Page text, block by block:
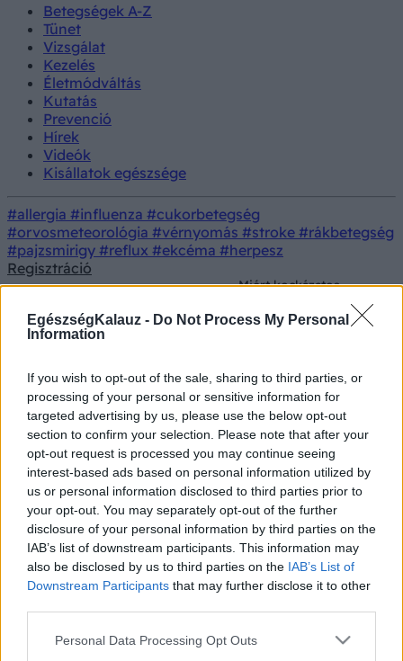
EgészségKalauz - Do Not Process My Personal
Information
If you wish to opt-out of the sale, sharing to third parties, or
processing of your personal or sensitive information for
targeted advertising by us, please use the below opt-out
section to confirm your selection. Please note that after your
opt-out request is processed you may continue seeing
interest-based ads based on personal information utilized by
us or personal information disclosed to third parties prior to
your opt-out. You may separately opt-out of the further
disclosure of your personal information by third parties on the
IAB’s list of downstream participants. This information may
also be disclosed by us to third parties on the IAB’s List of
Downstream Participants that may further disclose it to other
Please note that this website/app uses one or more Google
Personal Data Processing Opt Outs
Betegségek A-Z
Tünet
Vizsgálat
Kezelés
Életmódváltás
Kutatás
Prevenció
Hírek
Videók
Kisállatok egészsége
#allergia #influenza #cukorbetegség
#orvosmeteorológia #vérnyomás #stroke #rákbetegség
#pajzsmirigy #reflux #ekcéma #herpesz
Regisztráció
Miért kockázatos
belevágni a vegán
Miért kockázatos felkészületlenül
belevágni a vegán januárba?